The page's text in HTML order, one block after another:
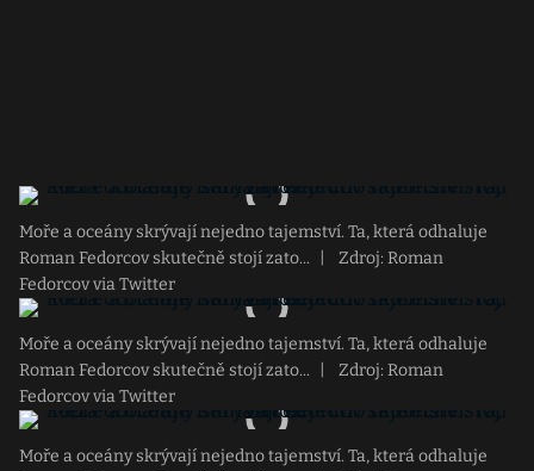
Moře a oceány skrývají nejedno tajemství. Ta, která odhaluje
Roman Fedorcov skutečně stojí zato...
Zdroj: Roman
Fedorcov via Twitter
Moře a oceány skrývají nejedno tajemství. Ta, která odhaluje
Roman Fedorcov skutečně stojí zato...
Zdroj: Roman
Fedorcov via Twitter
Moře a oceány skrývají nejedno tajemství. Ta, která odhaluje